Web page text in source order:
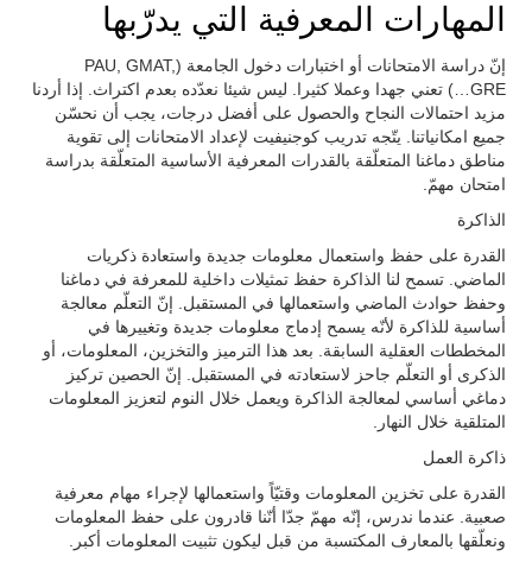
المهارات المعرفية التي يدرّبها
إنّ دراسة الامتحانات أو اختبارات دخول الجامعة (PAU, GMAT,
GRE…) تعني جهدا وعملا كثيرا. ليس شيئا نعدّده بعدم اكتراث. إذا أردنا
مزيد احتمالات النجاح والحصول على أفضل درجات، يجب أن نحسّن
جميع امكانياتنا. يتّجه تدريب كوجنيفيت لإعداد الامتحانات إلى تقوية
مناطق دماغنا المتعلّقة بالقدرات المعرفية الأساسية المتعلّقة بدراسة
امتحان مهمّ.
الذاكرة
القدرة على حفظ واستعمال معلومات جديدة واستعادة ذكريات
الماضي. تسمح لنا الذاكرة حفظ تمثيلات داخلية للمعرفة في دماغنا
وحفظ حوادث الماضي واستعمالها في المستقبل. إنّ التعلّم معالجة
أساسية للذاكرة لأنّه يسمح إدماج معلومات جديدة وتغييرها في
المخططات العقلية السابقة. بعد هذا الترميز والتخزين، المعلومات، أو
الذكرى أو التعلّم جاحز لاستعادته في المستقبل. إنّ الحصين تركيز
دماغي أساسي لمعالجة الذاكرة ويعمل خلال النوم لتعزيز المعلومات
المتلقية خلال النهار.
ذاكرة العمل
القدرة على تخزين المعلومات وقتيّاً واستعمالها لإجراء مهام معرفية
صعبية. عندما ندرس، إنّه مهمّ جدّا أنّنا قادرون على حفظ المعلومات
ونعلّقها بالمعارف المكتسبة من قبل ليكون تثبيت المعلومات أكبر.